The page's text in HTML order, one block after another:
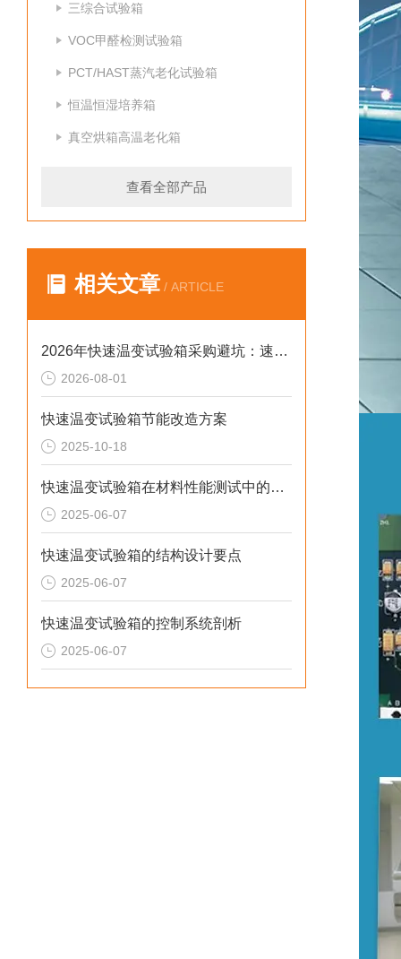
三综合试验箱
VOC甲醛检测试验箱
PCT/HAST蒸汽老化试验箱
恒温恒湿培养箱
真空烘箱高温老化箱
查看全部产品
相关文章 / ARTICLE
2026年快速温变试验箱采购避坑：速率、工况与合规选型逻辑
2026-08-01
快速温变试验箱节能改造方案
2025-10-18
快速温变试验箱在材料性能测试中的重要作用
2025-06-07
快速温变试验箱的结构设计要点
2025-06-07
快速温变试验箱的控制系统剖析
2025-06-07